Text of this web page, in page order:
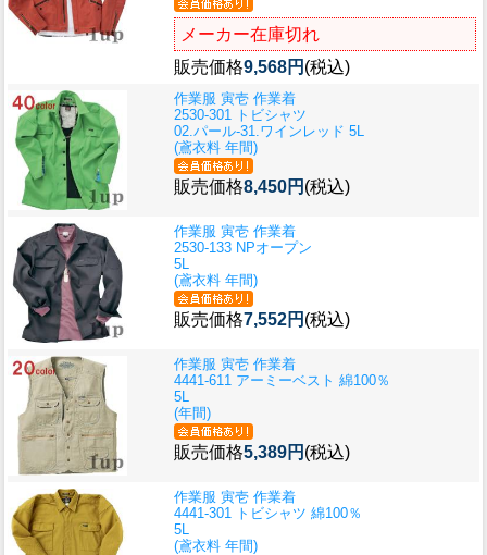
メーカー在庫切れ
販売価格9,568円 (税込)
作業服 寅壱 作業着
2530-301 トビシャツ
02.パール-31.ワインレッド 5L
(鳶衣料 年間)
販売価格8,450円 (税込)
作業服 寅壱 作業着
2530-133 NPオープン
5L
(鳶衣料 年間)
販売価格7,552円 (税込)
作業服 寅壱 作業着
4441-611 アーミーベスト 綿100％
5L
(年間)
販売価格5,389円 (税込)
作業服 寅壱 作業着
4441-301 トビシャツ 綿100％
5L
(鳶衣料 年間)